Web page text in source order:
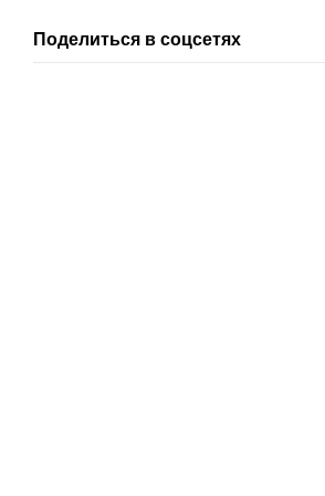
Поделиться в соцсетях